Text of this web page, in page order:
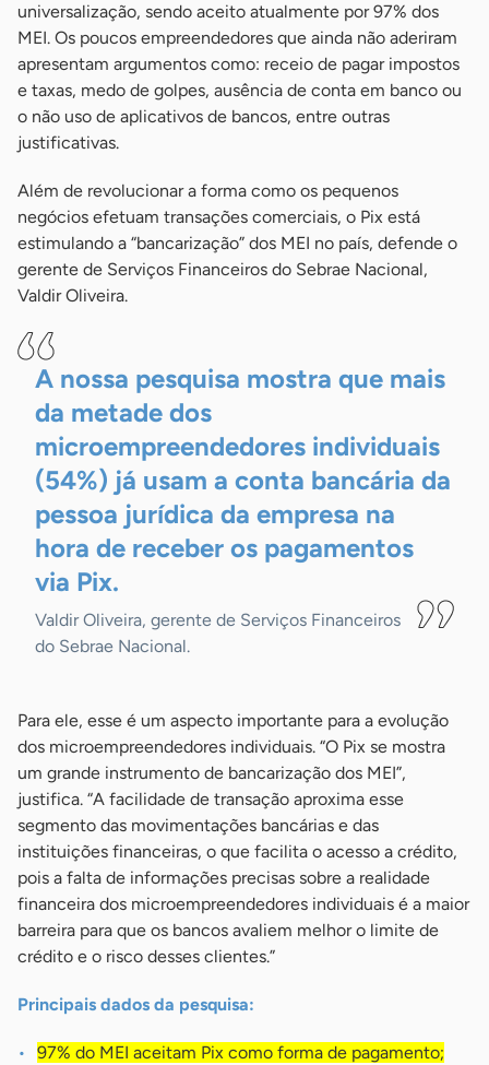
universalização, sendo aceito atualmente por 97% dos
MEI. Os poucos empreendedores que ainda não aderiram
apresentam argumentos como: receio de pagar impostos
e taxas, medo de golpes, ausência de conta em banco ou
o não uso de aplicativos de bancos, entre outras
justificativas.
Além de revolucionar a forma como os pequenos
negócios efetuam transações comerciais, o Pix está
estimulando a “bancarização” dos MEI no país, defende o
gerente de Serviços Financeiros do Sebrae Nacional,
Valdir Oliveira.
A nossa pesquisa mostra que mais
da metade dos
microempreendedores individuais
(54%) já usam a conta bancária da
pessoa jurídica da empresa na
hora de receber os pagamentos
via Pix.
Valdir Oliveira, gerente de Serviços Financeiros
do Sebrae Nacional.
Para ele, esse é um aspecto importante para a evolução
dos microempreendedores individuais. “O Pix se mostra
um grande instrumento de bancarização dos MEI”,
justifica. “A facilidade de transação aproxima esse
segmento das movimentações bancárias e das
instituições financeiras, o que facilita o acesso a crédito,
pois a falta de informações precisas sobre a realidade
financeira dos microempreendedores individuais é a maior
barreira para que os bancos avaliem melhor o limite de
crédito e o risco desses clientes.”
Principais dados da pesquisa:
97% do MEI aceitam Pix como forma de pagamento;